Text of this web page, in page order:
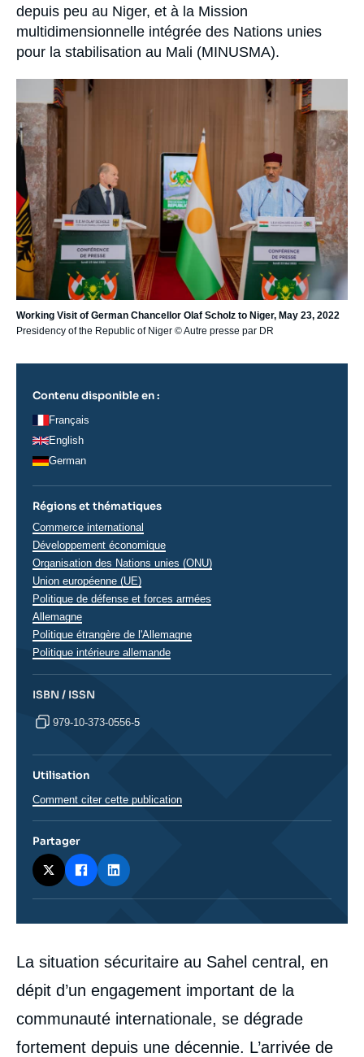
depuis peu au Niger, et à la Mission
multidimensionnelle intégrée des Nations unies
pour la stabilisation au Mali (MINUSMA).
principale
Working Visit of German Chancellor Olaf Scholz to Niger, May 23, 2022
Presidency of the Republic of Niger © Autre presse par DR
Corps
analyses
La situation sécuritaire au Sahel central, en
dépit d’un engagement important de la
communauté internationale, se dégrade
fortement depuis une décennie. L’arrivée de
Contenu disponible en :
Français
English
German
Régions et thématiques
Thématiques
analyses
Commerce international
Développement économique
Organisation des Nations unies (ONU)
Union européenne (UE)
Politique de défense et forces armées
Régions
Allemagne
Politique étrangère de l'Allemagne
Politique intérieure allemande
ISBN / ISSN
979-10-373-0556-5
Utilisation
Comment citer cette publication
Partager